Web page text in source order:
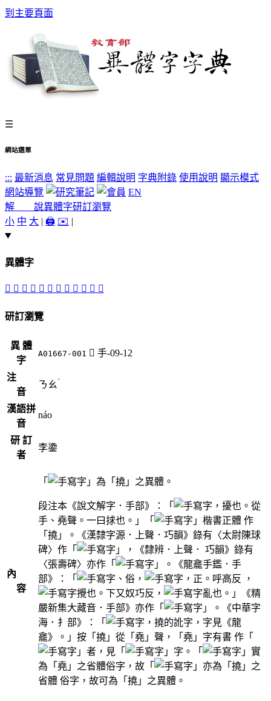
到主要頁面
☰
網站選單
::: 最新消息 常見問題 編輯說明 字典附錄 使用說明 顯示模式
網站導覽
EN
解 說異體字研訂瀏覽
小 中 大 | 🖨️ ✉️ |
異體字
𢪼 󲕴 󲕱 󲕯 󲕲 󲕳 󲕶 󲕮 󲕵 󲕸 󲕰 󲕷
研訂瀏覽
異 體
字
A01667-001 󲕮 手-09-12
注
音
ㄋㄠ ˊ
漢語拼
音
náo
研 訂
者
李鍌
內
容
「 」為「撓」之異體。
段注本《說文解字．手部》：「
，擾也。從
手、堯聲。一曰捄也。」「
」楷書正體 作
「撓」。《漢隸字源．上聲．巧韻》錄有〈太尉陳球
碑〉作「
」，《隸辨．上聲． 巧韻》錄有
〈張壽碑〉亦作「
」。《龍龕手鑑．手
部》：「
、俗，
，正。呼高反 ，
攪也。下又奴巧反，
亂也。」《精
嚴新集大藏音．手部》亦作「
」。《中華字
海．扌部》：「
，撓的訛字，字見《龍
龕》。」按「撓」從「堯」聲，「堯」字有書 作「
」者，見「
」字。「
」實
為「堯」之省體俗字，故「
」亦為「撓」之
省體 俗字，故可為「撓」之異體。